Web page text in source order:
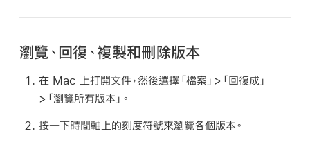
瀏覽、回復、複製和刪除版本
在 Mac 上打開文件，然後選擇「檔案」>「回復成」
>「瀏覽所有版本」。
按一下時間軸上的刻度符號來瀏覽各個版本。